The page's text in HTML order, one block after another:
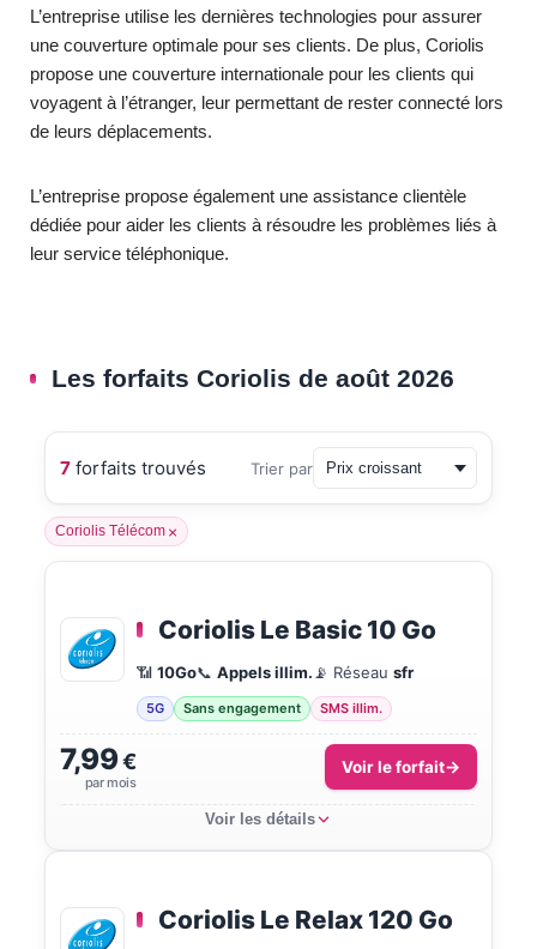
L’entreprise utilise les dernières technologies pour assurer
une couverture optimale pour ses clients. De plus, Coriolis
propose une couverture internationale pour les clients qui
voyagent à l’étranger, leur permettant de rester connecté lors
de leurs déplacements.
L’entreprise propose également une assistance clientèle
dédiée pour aider les clients à résoudre les problèmes liés à
leur service téléphonique.
Les forfaits Coriolis de août 2026
7 forfaits trouvés Trier par
Coriolis Télécom
Coriolis Le Basic 10 Go
📶 10Go📞 Appels illim.📡 Réseau sfr
5G Sans engagement SMS illim.
7,99€
par mois
Voir le forfait
Voir les détails
Coriolis Le Relax 120 Go